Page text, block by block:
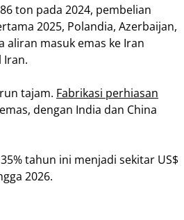
ton pada 2024, pembelian
2025, Polandia, Azerbaijan,
aliran masuk emas ke Iran
Iran.
tajam. Fabrikasi perhiasan
dengan India dan China
tahun ini menjadi sekitar US$
2026.